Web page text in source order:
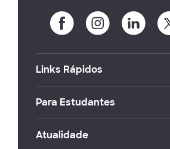
Links Rápidos
Para Estudantes
Atualidade